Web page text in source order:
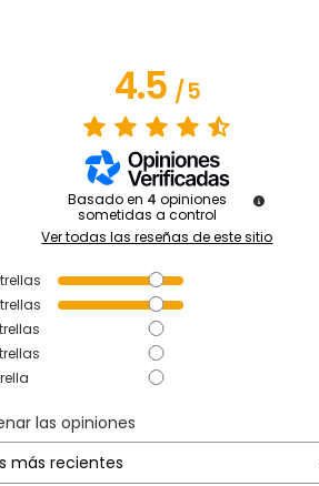
4.5/5
Basado en 4 opiniones
sometidas a control
Ver todas las reseñas de este sitio
las opiniones